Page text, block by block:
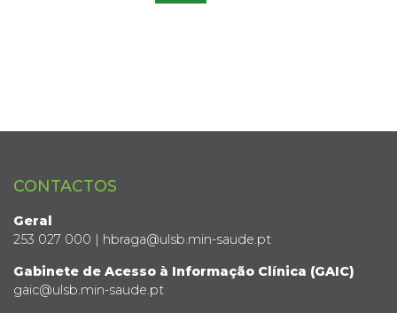
CONTACTOS
Geral
253 027 000 | hbraga@ulsb.min-saude.pt
Gabinete de Acesso à Informação Clínica (GAIC)
gaic@ulsb.min-saude.pt